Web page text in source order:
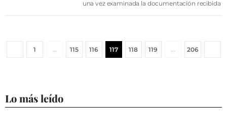
una vez examinada la documentación recibida
1 … 115 116 117 118 119 … 206
Lo más leído